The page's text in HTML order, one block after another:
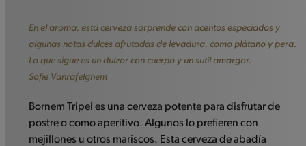
En el aroma, esta cerveza sorprende con acentos especiados y
algunas notas dulces afrutadas de levadura, como plátano y pera.
Lo que sigue es un dulzor con cuerpo y un sutil amargor.
Sofie Vanrafelghem
Bornem Tripel es una cerveza potente para disfrutar de
postre o como aperitivo. Algunos lo prefieren con
mejillones u otros mariscos. Esta cerveza de abadía